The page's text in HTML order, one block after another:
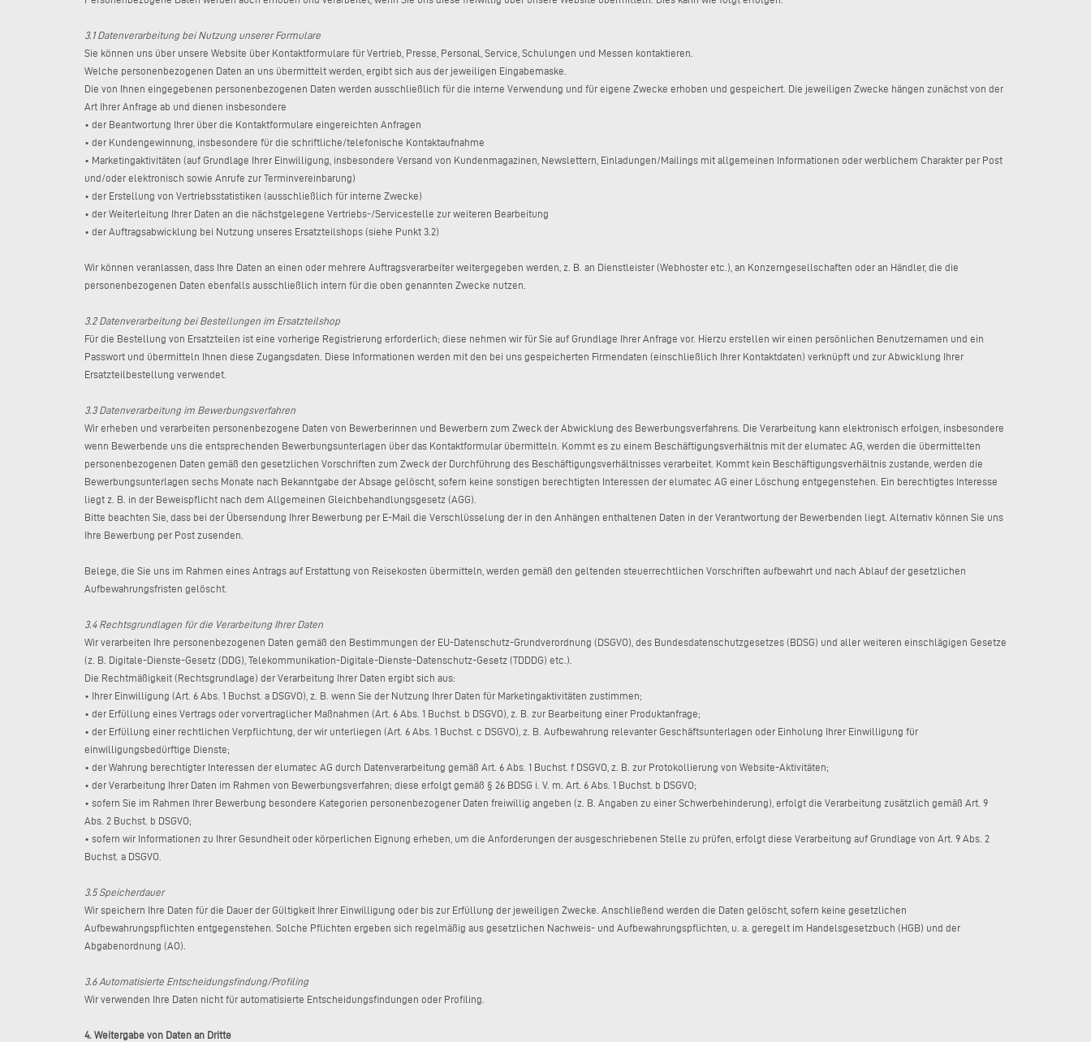
3.1 Datenverarbeitung bei Nutzung unserer Formulare
Sie können uns über unsere Website über Kontaktformulare für Vertrieb, Presse, Personal, Service, Schulungen und Messen kontaktieren.
Welche personenbezogenen Daten an uns übermittelt werden, ergibt sich aus der jeweiligen Eingabemaske.
Die von Ihnen eingegebenen personenbezogenen Daten werden ausschließlich für die interne Verwendung und für eigene Zwecke erhoben und gespeichert. Die jeweiligen Zwecke hängen zunächst von der
Art Ihrer Anfrage ab und dienen insbesondere
• der Beantwortung Ihrer über die Kontaktformulare eingereichten Anfragen
• der Kundengewinnung, insbesondere für die schriftliche/telefonische Kontaktaufnahme
• Marketingaktivitäten (auf Grundlage Ihrer Einwilligung, insbesondere Versand von Kundenmagazinen, Newslettern, Einladungen/Mailings mit allgemeinen Informationen oder werblichem Charakter per Post
und/oder elektronisch sowie Anrufe zur Terminvereinbarung)
• der Erstellung von Vertriebsstatistiken (ausschließlich für interne Zwecke)
• der Weiterleitung Ihrer Daten an die nächstgelegene Vertriebs-/Servicestelle zur weiteren Bearbeitung
• der Auftragsabwicklung bei Nutzung unseres Ersatzteilshops (siehe Punkt 3.2)
Wir können veranlassen, dass Ihre Daten an einen oder mehrere Auftragsverarbeiter weitergegeben werden, z. B. an Dienstleister (Webhoster etc.), an Konzerngesellschaften oder an Händler, die die
personenbezogenen Daten ebenfalls ausschließlich intern für die oben genannten Zwecke nutzen.
3.2 Datenverarbeitung bei Bestellungen im Ersatzteilshop
Für die Bestellung von Ersatzteilen ist eine vorherige Registrierung erforderlich; diese nehmen wir für Sie auf Grundlage Ihrer Anfrage vor. Hierzu erstellen wir einen persönlichen Benutzernamen und ein
Passwort und übermitteln Ihnen diese Zugangsdaten. Diese Informationen werden mit den bei uns gespeicherten Firmendaten (einschließlich Ihrer Kontaktdaten) verknüpft und zur Abwicklung Ihrer
Ersatzteilbestellung verwendet.
3.3 Datenverarbeitung im Bewerbungsverfahren
Wir erheben und verarbeiten personenbezogene Daten von Bewerberinnen und Bewerbern zum Zweck der Abwicklung des Bewerbungsverfahrens. Die Verarbeitung kann elektronisch erfolgen, insbesondere
wenn Bewerbende uns die entsprechenden Bewerbungsunterlagen über das Kontaktformular übermitteln. Kommt es zu einem Beschäftigungsverhältnis mit der elumatec AG, werden die übermittelten
personenbezogenen Daten gemäß den gesetzlichen Vorschriften zum Zweck der Durchführung des Beschäftigungsverhältnisses verarbeitet. Kommt kein Beschäftigungsverhältnis zustande, werden die
Bewerbungsunterlagen sechs Monate nach Bekanntgabe der Absage gelöscht, sofern keine sonstigen berechtigten Interessen der elumatec AG einer Löschung entgegenstehen. Ein berechtigtes Interesse
liegt z. B. in der Beweispflicht nach dem Allgemeinen Gleichbehandlungsgesetz (AGG).
Bitte beachten Sie, dass bei der Übersendung Ihrer Bewerbung per E-Mail die Verschlüsselung der in den Anhängen enthaltenen Daten in der Verantwortung der Bewerbenden liegt. Alternativ können Sie uns
Ihre Bewerbung per Post zusenden.
Belege, die Sie uns im Rahmen eines Antrags auf Erstattung von Reisekosten übermitteln, werden gemäß den geltenden steuerrechtlichen Vorschriften aufbewahrt und nach Ablauf der gesetzlichen
Aufbewahrungsfristen gelöscht.
3.4 Rechtsgrundlagen für die Verarbeitung Ihrer Daten
Wir verarbeiten Ihre personenbezogenen Daten gemäß den Bestimmungen der EU-Datenschutz-Grundverordnung (DSGVO), des Bundesdatenschutzgesetzes (BDSG) und aller weiteren einschlägigen Gesetze
(z. B. Digitale-Dienste-Gesetz (DDG), Telekommunikation-Digitale-Dienste-Datenschutz-Gesetz (TDDDG) etc.).
Die Rechtmäßigkeit (Rechtsgrundlage) der Verarbeitung Ihrer Daten ergibt sich aus:
• Ihrer Einwilligung (Art. 6 Abs. 1 Buchst. a DSGVO), z. B. wenn Sie der Nutzung Ihrer Daten für Marketingaktivitäten zustimmen;
• der Erfüllung eines Vertrags oder vorvertraglicher Maßnahmen (Art. 6 Abs. 1 Buchst. b DSGVO), z. B. zur Bearbeitung einer Produktanfrage;
• der Erfüllung einer rechtlichen Verpflichtung, der wir unterliegen (Art. 6 Abs. 1 Buchst. c DSGVO), z. B. Aufbewahrung relevanter Geschäftsunterlagen oder Einholung Ihrer Einwilligung für
einwilligungsbedürftige Dienste;
• der Wahrung berechtigter Interessen der elumatec AG durch Datenverarbeitung gemäß Art. 6 Abs. 1 Buchst. f DSGVO, z. B. zur Protokollierung von Website-Aktivitäten;
• der Verarbeitung Ihrer Daten im Rahmen von Bewerbungsverfahren; diese erfolgt gemäß § 26 BDSG i. V. m. Art. 6 Abs. 1 Buchst. b DSGVO;
• sofern Sie im Rahmen Ihrer Bewerbung besondere Kategorien personenbezogener Daten freiwillig angeben (z. B. Angaben zu einer Schwerbehinderung), erfolgt die Verarbeitung zusätzlich gemäß Art. 9
Abs. 2 Buchst. b DSGVO;
• sofern wir Informationen zu Ihrer Gesundheit oder körperlichen Eignung erheben, um die Anforderungen der ausgeschriebenen Stelle zu prüfen, erfolgt diese Verarbeitung auf Grundlage von Art. 9 Abs. 2
Buchst. a DSGVO.
3.5 Speicherdauer
Wir speichern Ihre Daten für die Dauer der Gültigkeit Ihrer Einwilligung oder bis zur Erfüllung der jeweiligen Zwecke. Anschließend werden die Daten gelöscht, sofern keine gesetzlichen
Aufbewahrungspflichten entgegenstehen. Solche Pflichten ergeben sich regelmäßig aus gesetzlichen Nachweis- und Aufbewahrungspflichten, u. a. geregelt im Handelsgesetzbuch (HGB) und der
Abgabenordnung (AO).
3.6 Automatisierte Entscheidungsfindung/Profiling
Wir verwenden Ihre Daten nicht für automatisierte Entscheidungsfindungen oder Profiling.
4. Weitergabe von Daten an Dritte